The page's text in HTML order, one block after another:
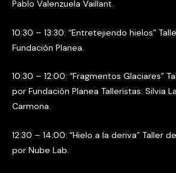
Pablo Valenzuela Vaillant.
10:30 – 13:30: “Entretejiendo hielos”
Fundación Planea.
10:30 – 12:00: “Fragmentos Glaciares”
por Fundación Planea Talleristas: Silvia
Carmona.
12:30 – 14:00: “Hielo a la deriva” Taller
por Nube Lab.